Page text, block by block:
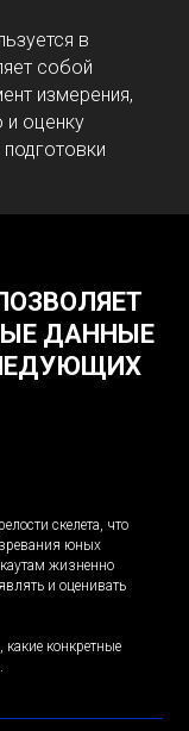
в
собой
измерения,
и оценку
ДАННЫЕ
скелета, что
юных
жизненно
и оценивать
конкретные